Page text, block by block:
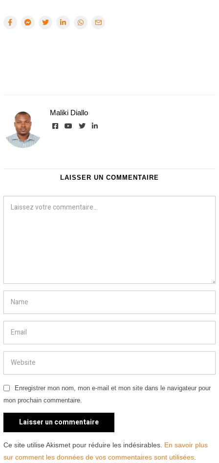
Maliki Diallo
LAISSER UN COMMENTAIRE
Enregistrer mon nom, mon e-mail et mon site dans le navigateur pour
mon prochain commentaire.
Ce site utilise Akismet pour réduire les indésirables. En savoir plus
sur comment les données de vos commentaires sont utilisées.